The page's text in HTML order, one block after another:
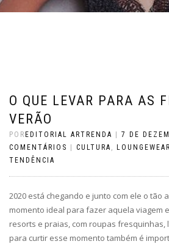
O QUE LEVAR PARA AS
VERÃO
POR EDITORIAL ARTRENDA 7 DE
COMENTÁRIOS
CULTURA , LOUNGEWEAR
TENDÊNCIA
2020 está chegando e junto com ele o tão
momento ideal para fazer aquela viagem
resorts e praias, com roupas fresquinhas,
para curtir esse momento também é